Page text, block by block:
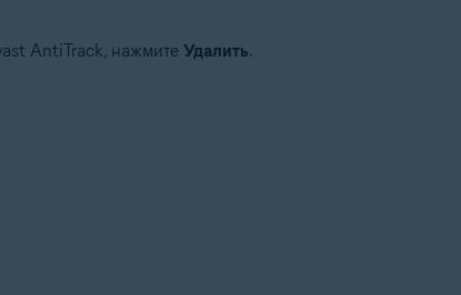
AntiTrack, нажмите Удалить.